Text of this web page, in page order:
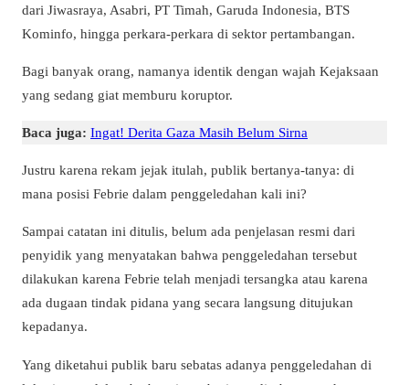
dari Jiwasraya, Asabri, PT Timah, Garuda Indonesia, BTS
Kominfo, hingga perkara-perkara di sektor pertambangan.
Bagi banyak orang, namanya identik dengan wajah Kejaksaan
yang sedang giat memburu koruptor.
Baca juga: Ingat! Derita Gaza Masih Belum Sirna
Justru karena rekam jejak itulah, publik bertanya-tanya: di
mana posisi Febrie dalam penggeledahan kali ini?
Sampai catatan ini ditulis, belum ada penjelasan resmi dari
penyidik yang menyatakan bahwa penggeledahan tersebut
dilakukan karena Febrie telah menjadi tersangka atau karena
ada dugaan tindak pidana yang secara langsung ditujukan
kepadanya.
Yang diketahui publik baru sebatas adanya penggeledahan di